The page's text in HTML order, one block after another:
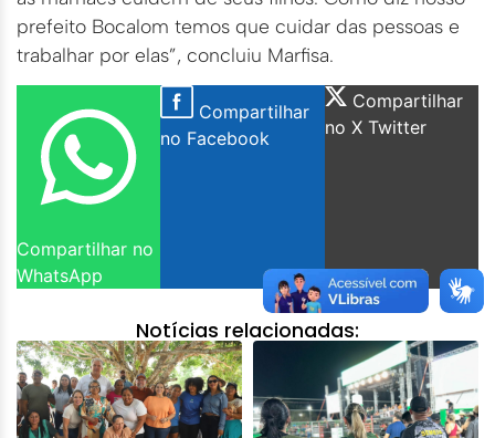
prefeito Bocalom temos que cuidar das pessoas e
trabalhar por elas”, concluiu Marfisa.
Compartilhar no
WhatsApp
Compartilhar
no Facebook
Compartilhar
no X Twitter
Notícias relacionadas: